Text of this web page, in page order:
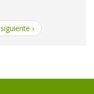
siguiente ›